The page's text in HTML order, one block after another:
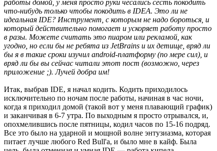
работы домой, у меня просто руки чесались сесть покодить
что-нибудь только чтобы покодить в IDEA. Это ли не
идеальная IDE? Инструмент, с которым не надо бороться, и
который действительно помогает и ускоряет работу просто
в разы. Можете считать это пиаром или рекламой, как
угодно, но если бы не ребята из JetBrains и их детище, вряд ли
бы я в такие сроки изучил android-платформу (по мере сил), и
вряд ли бы вы сейчас читали этот пост (возможно, через
приложение ;). Лучей добра им!
Итак, выбрав IDE, я начал кодить. Кодить приходилось
исключительно по ночам после работы, начиная в час ночи,
когда я приходил домой (такой вот у меня плавающий график)
и заканчивая в 6-7 утра. По выходным я просто отрывался, и,
опохмелившись после пятницы, кодил часов по 15-16 подряд.
Все это было на ударной и мощной волне энтузиазма, которая
питает лучше любого Red Bull'a, и было мне в кайф. Была